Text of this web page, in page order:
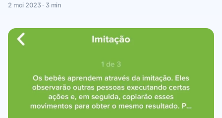
2 mai 2023 · 3 min